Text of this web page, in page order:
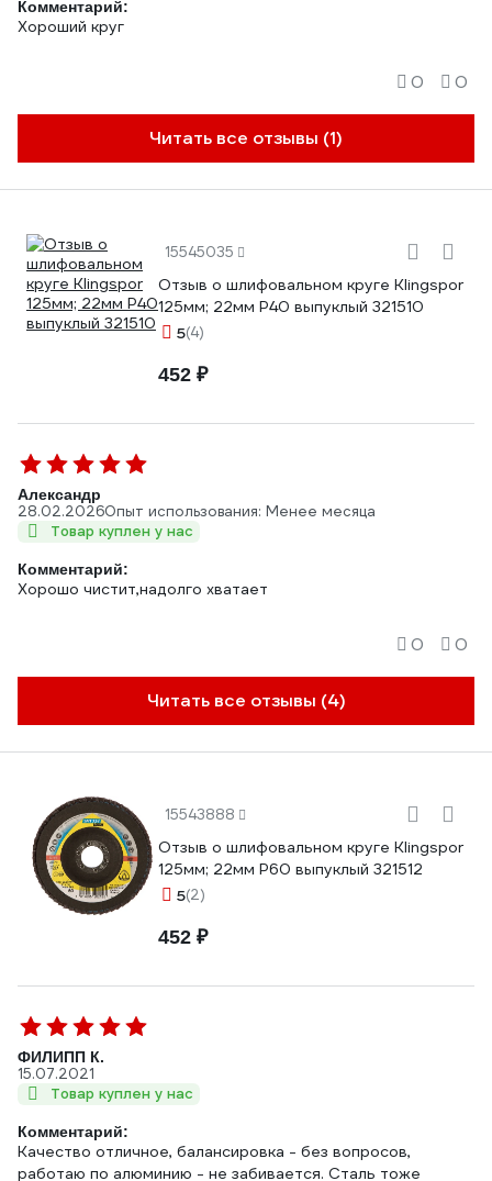
Комментарий:
Хороший круг
Читать все отзывы (1)
0 0
15545035
Отзыв о шлифовальном круге Klingspor
125мм; 22мм Р40 выпуклый 321510
5(4)
452 ₽
Александр
28.02.2026Опыт использования: Менее месяца
Товар куплен у нас
Комментарий:
Хорошо чистит,надолго хватает
Читать все отзывы (4)
0 0
15543888
Отзыв о шлифовальном круге Klingspor
125мм; 22мм Р60 выпуклый 321512
5(2)
452 ₽
ФИЛИПП К.
15.07.2021
Товар куплен у нас
Комментарий:
Качество отличное, балансировка - без вопросов,
работаю по алюминию - не забивается. Сталь тоже